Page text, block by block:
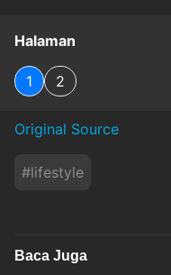
Halaman
1 2
Original Source
#lifestyle
Baca Juga